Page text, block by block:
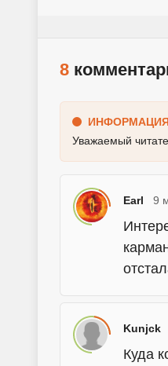
8
Уважаемый
Earl 9
Kunjck
Куда